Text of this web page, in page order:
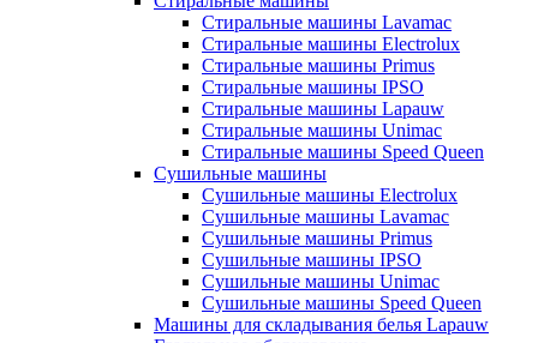
Стиральные машины Lavamac
Стиральные машины Electrolux
Стиральные машины Primus
Стиральные машины IPSO
Стиральные машины Lapauw
Стиральные машины Unimac
Стиральные машины Speed Queen
Сушильные машины
Сушильные машины Electrolux
Сушильные машины Lavamac
Сушильные машины Primus
Сушильные машины IPSO
Сушильные машины Unimac
Сушильные машины Speed Queen
Машины для складывания белья Lapauw